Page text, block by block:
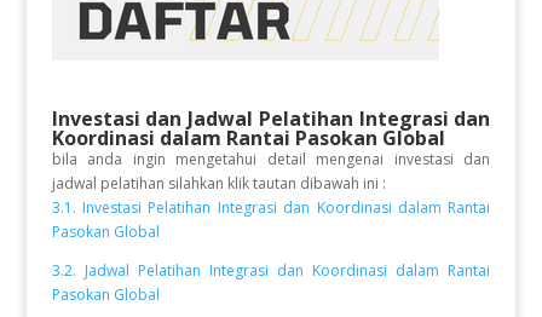
Investasi dan Jadwal Pelatihan Integrasi dan
Koordinasi dalam Rantai Pasokan Global
bila anda ingin mengetahui detail mengenai investasi dan
jadwal pelatihan silahkan klik tautan dibawah ini :
3.1. Investasi Pelatihan Integrasi dan Koordinasi dalam Rantai
Pasokan Global
3.2. Jadwal Pelatihan Integrasi dan Koordinasi dalam Rantai
Pasokan Global